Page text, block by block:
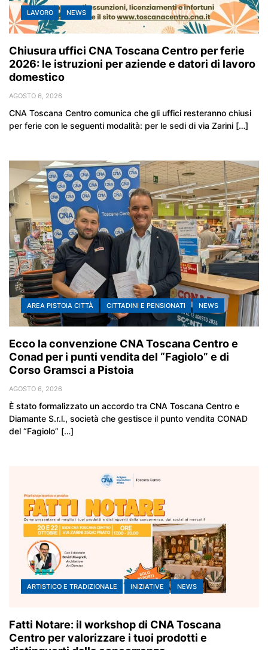
LAVORO NEWS
Chiusura uffici CNA Toscana Centro per ferie
2026: le istruzioni per aziende e datori di lavoro
domestico
AGOSTO 6, 2026
CNA Toscana Centro comunica che gli uffici resteranno chiusi
per ferie con le seguenti modalità: per le sedi di via Zarini […]
AREA PISTOIA CITTÀ CITTADINI E PENSIONATI NEWS
Ecco la convenzione CNA Toscana Centro e
Conad per i punti vendita del “Fagiolo” e di
Corso Gramsci a Pistoia
AGOSTO 6, 2026
È stato formalizzato un accordo tra CNA Toscana Centro e
Diamante S.r.l., società che gestisce il punto vendita CONAD
del “Fagiolo” […]
ARTISTICO E TRADIZIONALE INIZIATIVE NEWS
Fatti Notare: il workshop di CNA Toscana
Centro per valorizzare i tuoi prodotti e